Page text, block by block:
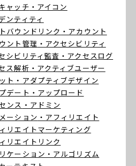
ャッチ ・アイコン
ンティティ
バウンドリンク ・アカウント
ント管理 ・アクセシビリティ
シビリティ監査 ・アクセスログ
ス解析 ・アクティブユーザー
ト ・アダプティブデザイン
デート ・アップロード
ンス ・アドミン
ーション ・アフィリエイト
リエイトマーケティング
リエイトリンク
ケーション ・アルゴリズム